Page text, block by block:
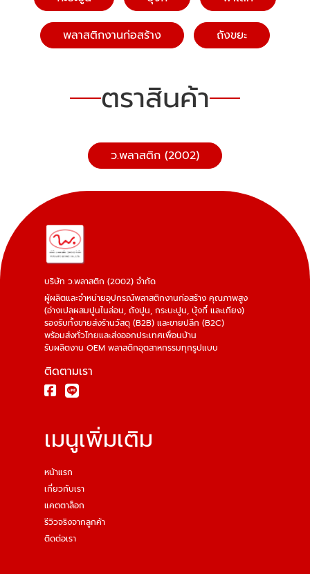
พลาสติกงานก่อสร้าง ถังขยะ
ตราสินค้า
ว.พลาสติก (2002)
บริษัท ว.พลาสติก (2002) จำกัด
ผู้ผลิตและจำหน่ายอุปกรณ์พลาสติกงานก่อสร้าง คุณภาพสูง
(อ่างเปลผสมปูนไนล่อน, ถังปูน, กระบะปูน, บุ้งกี๋ และเกียง)
รองรับทั้งขายส่งร้านวัสดุ (B2B) และขายปลีก (B2C)
พร้อมส่งทั่วไทยและส่งออกประเทศเพื่อนบ้าน
รับผลิตงาน OEM พลาสติกอุตสาหกรรมทุกรูปแบบ
ติดตามเรา
เมนูเพิ่มเติม
หน้าแรก
เกี่ยวกับเรา
แคตตาล็อก
รีวิวจริงจากลูกค้า
ติดต่อเรา